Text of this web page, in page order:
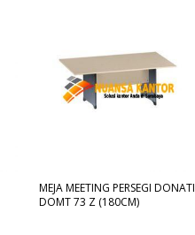
MEJA MEETING PERSEGI DONATI
DOMT 73 Z (180CM)